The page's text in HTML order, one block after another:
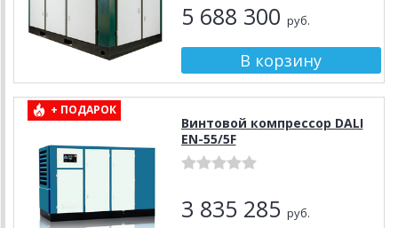
5 688 300 руб.
+ ПОДАРОК
Винтовой компрессор DALI
EN-55/5F
3 835 285 руб.